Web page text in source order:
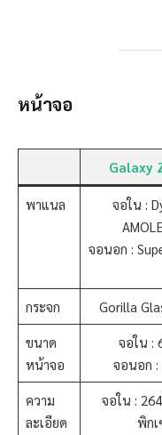
หน้าจอ
Galaxy
พาแนล
จอใน :
จอนอก :
กระจก Gorilla
ขนาด
หน้าจอ
จอใน :
จอนอก :
ความ
ละเอียด
จอใน :
พิกเ